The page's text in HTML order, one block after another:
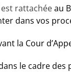
rattachéeau
dans vos
la Cour
le cadre des